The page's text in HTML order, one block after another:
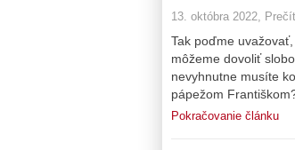
13. októbra 2022,
Tak poďme
môžeme dovoliť
nevyhnutne musíte
pápežom
Pokračovanie článku